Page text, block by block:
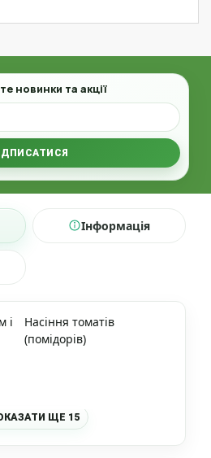
новинки та акції
Інформація
і
Насіння томатів
(помідорів)
ЩЕ 15